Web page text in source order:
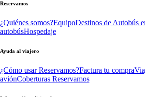
Reservamos
¿Quiénes somos?EquipoDestinos de Autobús
autobúsHospedaje
Ayuda al viajero
¿Cómo usar Reservamos?Factura tu compra
aviónCoberturas Reservamos